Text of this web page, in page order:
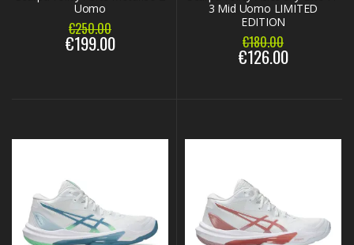
Uomo
€250.00
€199.00
3 Mid Uomo LIMITED
EDITION
€180.00
€126.00